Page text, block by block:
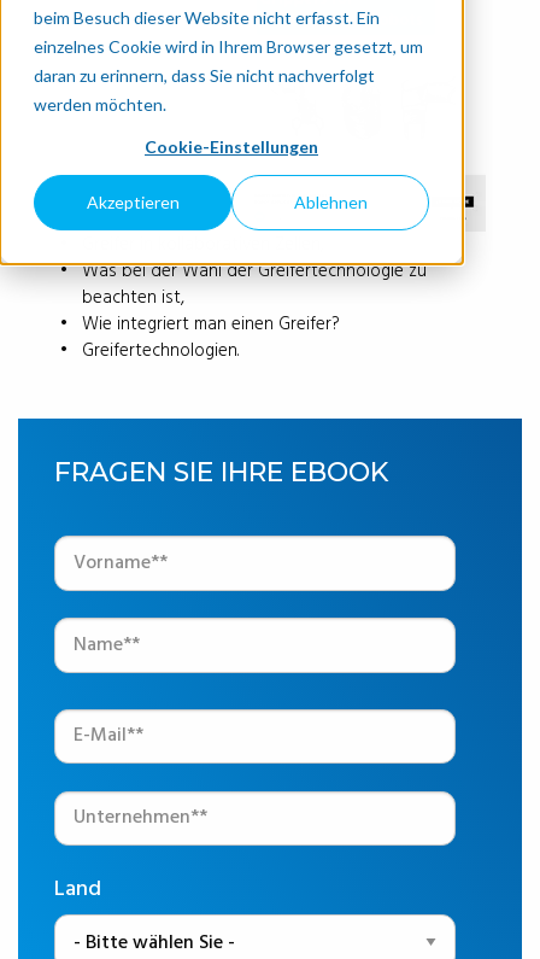
beim Besuch dieser Website nicht erfasst. Ein
einzelnes Cookie wird in Ihrem Browser gesetzt, um
daran zu erinnern, dass Sie nicht nachverfolgt
werden möchten.
Cookie-Einstellungen
Akzeptieren Ablehnen
Was bei der Wahl der Greifertechnologie zu
beachten ist,
Wie integriert man einen Greifer?
Greifertechnologien.
FRAGEN SIE IHRE EBOOK
Land